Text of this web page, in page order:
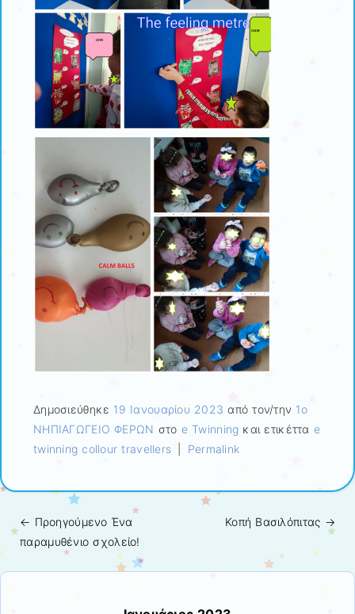
Δημοσιεύθηκε 19 Ιανουαρίου 2023 από τον/την 1ο
ΝΗΠΙΑΓΩΓΕΙΟ ΦΕΡΩΝ στο e Twinning και ετικέττα e
twinning collour travellers
Permalink
Πλοήγηση άρθρων
← Προηγούμενo Ένα
παραμυθένιο σχολείο!
Κοπή Βασιλόπιτας →